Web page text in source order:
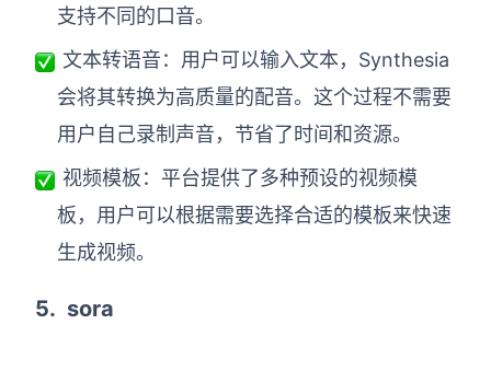
支持不同的口音。
文本转语音：用户可以输入文本，Synthesia
会将其转换为高质量的配音。这个过程不需要
用户自己录制声音，节省了时间和资源。
视频模板：平台提供了多种预设的视频模
板，用户可以根据需要选择合适的模板来快速
生成视频。
5. sora